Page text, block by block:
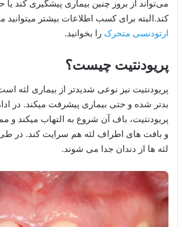
می‌تواند از بروز چنین بیماری پیشگیری کند یا
کند.البته برای کسب اطلاعات بیشتر میتوانید
ارتودنسی متحرک را بخوانید.
پریودنتیت چیست؟
پریودنتیت نیز نوعی شدیدتر از بیماری لثه
بدتر شده و حتی بیماری پیشرفت میکند. در
پریودنتیت، باف آن شروع به التهاب میکند
و بافت های اطراف لثه هم سرایت کند. در طی
لثه ها از دندان جدا می شوند.